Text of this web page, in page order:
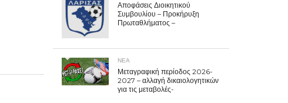
Αποφάσεις Διοικητικού
Συμβουλίου – Προκήρυξη
Πρωταθλήματος –
ΝΕΑ
Μεταγραφική περίοδος 2026-
2027 – αλλαγή δικαιολογητικών
για τις μεταβολές-